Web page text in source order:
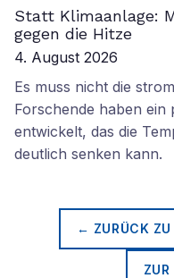
Statt Klimaanlage:
gegen die Hitze
4. August 2026
Es muss nicht die
Forschende haben ein
entwickelt, das die
deutlich senken kann.
← ZURÜCK ZU